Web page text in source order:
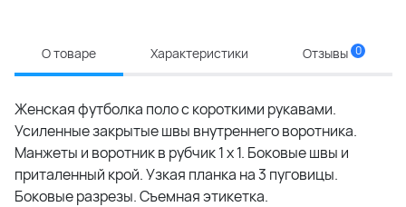
О товаре Характеристики Отзывы 0
Женская футболка поло с короткими рукавами.
Усиленные закрытые швы внутреннего воротника.
Манжеты и воротник в рубчик 1 x 1. Боковые швы и
приталенный крой. Узкая планка на 3 пуговицы.
Боковые разрезы. Съемная этикетка.